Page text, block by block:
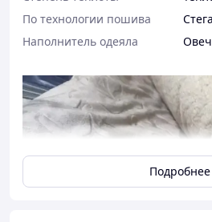
По технологии пошива
Наполнитель одеяла
Подробнее